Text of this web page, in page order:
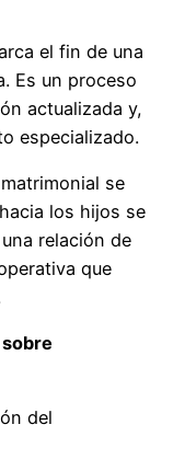
el fin de una
Es un proceso
actualizada y,
especializado.
se
los hijos se
relación de
que
del